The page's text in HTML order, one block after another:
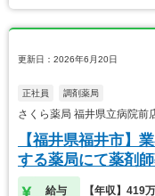
更新日：2026年6月20日
正社員 調剤薬局
さくら薬局 福井県立病院
【福井県福井市】
する薬局にて薬剤師
給与 【年収】419